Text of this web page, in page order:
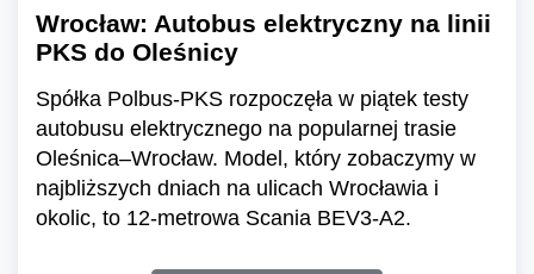
Wrocław: Autobus elektryczny na linii
PKS do Oleśnicy
Spółka Polbus-PKS rozpoczęła w piątek testy
autobusu elektrycznego na popularnej trasie
Oleśnica–Wrocław. Model, który zobaczymy w
najbliższych dniach na ulicach Wrocławia i
okolic, to 12-metrowa Scania BEV3-A2.